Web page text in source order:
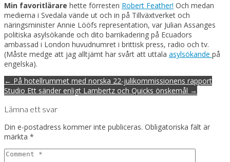
Min favoritlärare hette förresten Robert Feather! Och medan
medierna i Svedala vände ut och in på Tillväxtverket och
näringsminister Annie Lööfs representation, var Julian Assanges
politiska asylsökande och dito barrikadering på Ecuadors
ambassad i London huvudnumret i brittisk press, radio och tv.
(Måste medge att jag alltjämt har svårt att uttala asylsökande på
engelska).
Post
navigation
← På hotellrummet med norska 22-julikommissionens rapport
Studio Ett sänder enligt Lambertz och Quicks önskemål →
Lämna ett svar
Din e-postadress kommer inte publiceras. Obligatoriska fält är
märkta *